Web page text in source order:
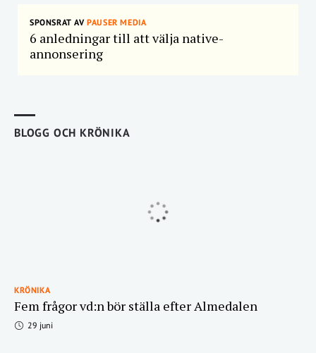
SPONSRAT AVPAUSER MEDIA
6 anledningar till att välja native-
annonsering
BLOGG OCH KRÖNIKA
KRÖNIKA
Fem frågor vd:n bör ställa efter Almedalen
29 juni